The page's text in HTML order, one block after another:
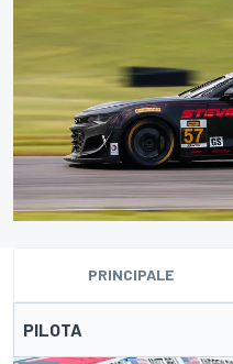
PRINCIPALE
PILOTA